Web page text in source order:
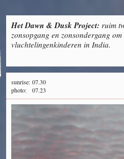
Het Dawn & Dusk Project: ruim
zonsopgang en zonsondergang
vluchtelingenkinderen in India.
sunrise: 07.30
photo:
07.23